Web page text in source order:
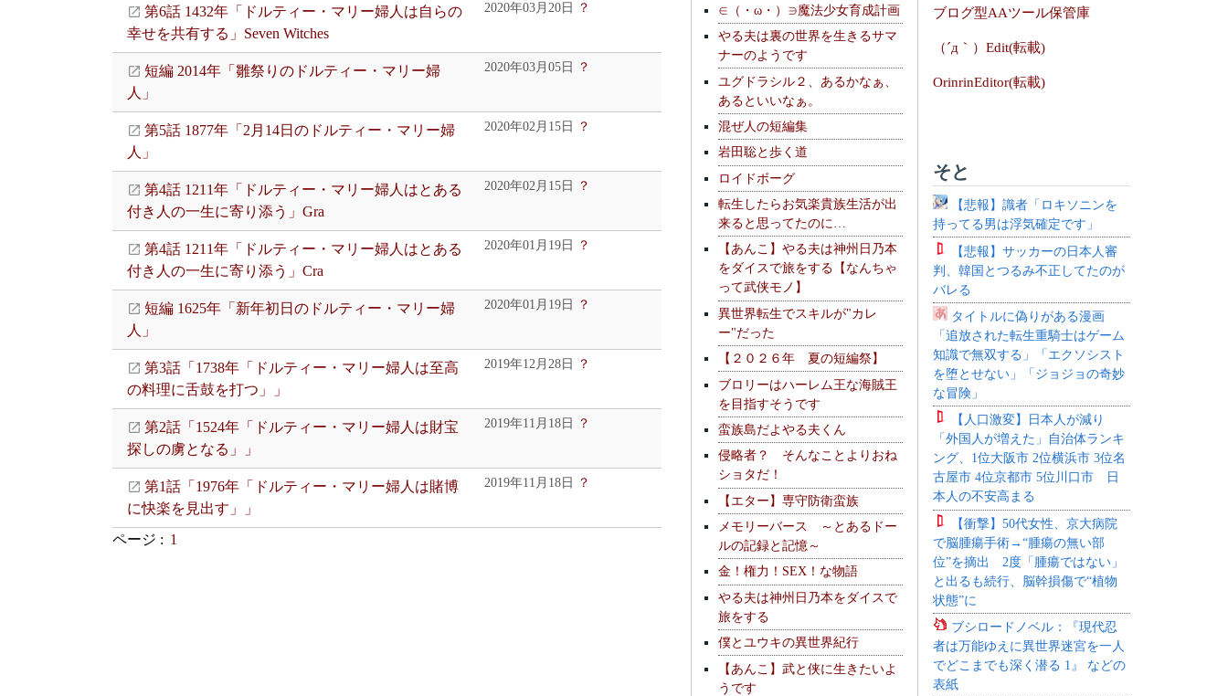
第6話 1432年「ドルティー・マリー婦人は自らの
幸せを共有する」Seven Witches
2020年03月20日 ？
短編 2014年「雛祭りのドルティー・マリー婦
人」
2020年03月05日 ？
第5話 1877年「2月14日のドルティー・マリー婦
人」
2020年02月15日 ？
第4話 1211年「ドルティー・マリー婦人はとある
付き人の一生に寄り添う」Gra
2020年02月15日 ？
第4話 1211年「ドルティー・マリー婦人はとある
付き人の一生に寄り添う」Cra
2020年01月19日 ？
短編 1625年「新年初日のドルティー・マリー婦
人」
2020年01月19日 ？
第3話「1738年「ドルティー・マリー婦人は至高
の料理に舌鼓を打つ」」
2019年12月28日 ？
第2話「1524年「ドルティー・マリー婦人は財宝
探しの虜となる」」
2019年11月18日 ？
第1話「1976年「ドルティー・マリー婦人は賭博
に快楽を見出す」」
2019年11月18日 ？
ページ : 1
∈（・ω・）∋魔法少女育成計画
やる夫は裏の世界を生きるサマ
ナーのようです
ユグドラシル２、あるかなぁ、
あるといいなぁ。
混ぜ人の短編集
岩田聡と歩く道
ロイドボーグ
転生したらお気楽貴族生活が出
来ると思ってたのに…
【あんこ】やる夫は神州日乃本
をダイスで旅をする【なんちゃ
って武侠モノ】
異世界転生でスキルが"カレ
ー"だった
【２０２６年 夏の短編祭】
ブロリーはハーレム王な海賊王
を目指すそうです
蛮族島だよやる夫くん
侵略者？ そんなことよりおね
ショタだ！
【エター】専守防衛蛮族
メモリーバース ～とあるドー
ルの記録と記憶～
金！権力！SEX！な物語
やる夫は神州日乃本をダイスで
旅をする
僕とユウキの異世界紀行
【あんこ】武と侠に生きたいよ
うです
ブログ型AAツール保管庫
（´д｀）Edit(転載)
OrinrinEditor(転載)
そと
【悲報】識者「ロキソニンを
持ってる男は浮気確定です」
【悲報】サッカーの日本人審
判、韓国とつるみ不正してたのが
バレる
タイトルに偽りがある漫画
「追放された転生重騎士はゲーム
知識で無双する」「エクソシスト
を堕とせない」「ジョジョの奇妙
な冒険」
【人口激変】日本人が減り
「外国人が増えた」自治体ランキ
ング、1位大阪市 2位横浜市 3位名
古屋市 4位京都市 5位川口市 日
本人の不安高まる
【衝撃】50代女性、京大病院
で脳腫瘍手術→“腫瘍の無い部
位”を摘出 2度「腫瘍ではない」
と出るも続行、脳幹損傷で“植物
状態”に
ブシロードノベル：『現代忍
者は万能ゆえに異世界迷宮を一人
でどこまでも深く潜る 1』 などの
表紙